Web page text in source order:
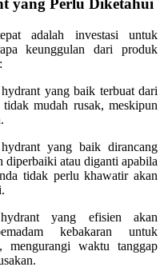
yang Perlu Diketahui
adalah investasi untuk
keunggulan dari produk
yang baik terbuat dari
mudah rusak, meskipun
yang baik dirancang
diperbaiki atau diganti apabila
tidak perlu khawatir akan
yang efisien akan
kebakaran untuk
mengurangi waktu tanggap